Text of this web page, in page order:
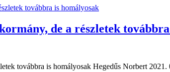
de a részletek
továbbra is homályosak Hegedűs Norbert